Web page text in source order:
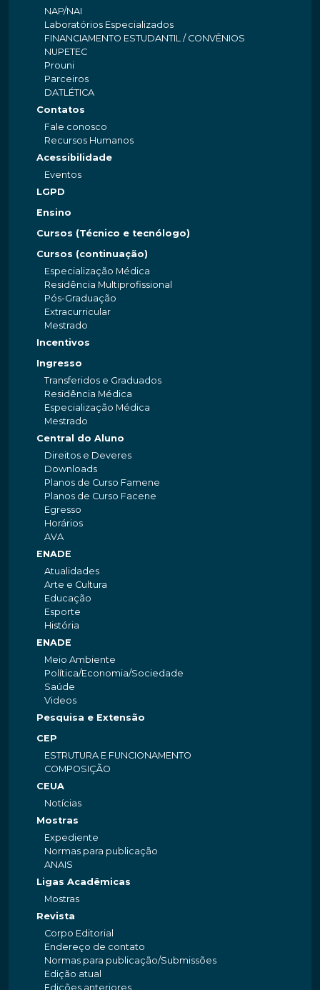
NAP/NAI
Laboratórios Especializados
FINANCIAMENTO ESTUDANTIL / CONVÊNIOS
NUPETEC
Prouni
Parceiros
DATLÉTICA
Contatos
Fale conosco
Recursos Humanos
Acessibilidade
Eventos
LGPD
Ensino
Cursos (Técnico e tecnólogo)
Cursos (continuação)
Especialização Médica
Residência Multiprofissional
Pós-Graduação
Extracurricular
Mestrado
Incentivos
Ingresso
Transferidos e Graduados
Residência Médica
Especialização Médica
Mestrado
Central do Aluno
Direitos e Deveres
Downloads
Planos de Curso Famene
Planos de Curso Facene
Egresso
Horários
AVA
ENADE
Atualidades
Arte e Cultura
Educação
Esporte
História
ENADE
Meio Ambiente
Política/Economia/Sociedade
Saúde
Videos
Pesquisa e Extensão
CEP
ESTRUTURA E FUNCIONAMENTO
COMPOSIÇÃO
CEUA
Notícias
Mostras
Expediente
Normas para publicação
ANAIS
Ligas Acadêmicas
Mostras
Revista
Corpo Editorial
Endereço de contato
Normas para publicação/Submissões
Edição atual
Edições anteriores